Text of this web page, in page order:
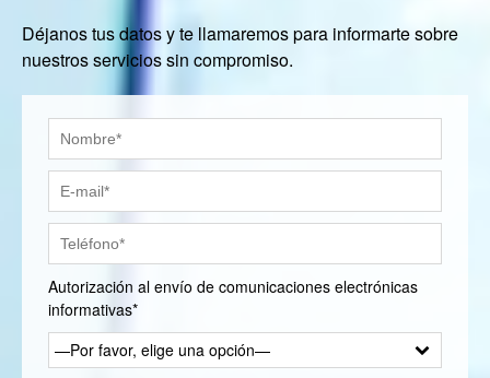
Déjanos tus datos y te llamaremos para informarte sobre
nuestros servicios sin compromiso.
Autorización al envío de comunicaciones electrónicas
informativas*
—Por favor, elige una opción—